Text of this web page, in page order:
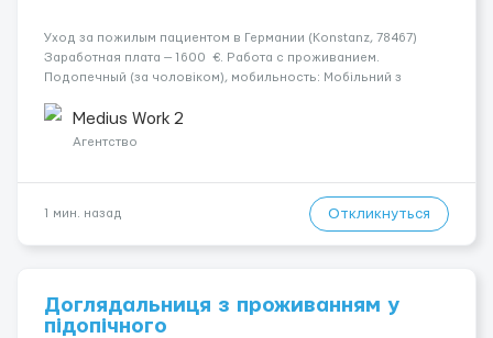
Уход за пожилым пациентом в Германии (Konstanz, 78467)
Заработная плата — 1600 €. Работа с проживанием.
Подопечный (за чоловіком), мобильность: Мобільний з
ясному розумі. Ночью: Спить не прокидаючись. &n...
Medius Work 2
Агентство
1 мин. назад Откликнуться
Доглядальниця з проживанням у
підопічного